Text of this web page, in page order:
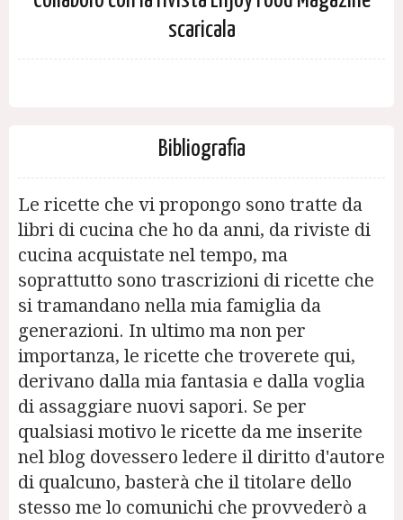
scaricala
Bibliografia
Le ricette che vi propongo sono tratte da
libri di cucina che ho da anni, da riviste di
cucina acquistate nel tempo, ma
soprattutto sono trascrizioni di ricette che
si tramandano nella mia famiglia da
generazioni. In ultimo ma non per
importanza, le ricette che troverete qui,
derivano dalla mia fantasia e dalla voglia
di assaggiare nuovi sapori. Se per
qualsiasi motivo le ricette da me inserite
nel blog dovessero ledere il diritto d'autore
di qualcuno, basterà che il titolare dello
stesso me lo comunichi che provvederò a